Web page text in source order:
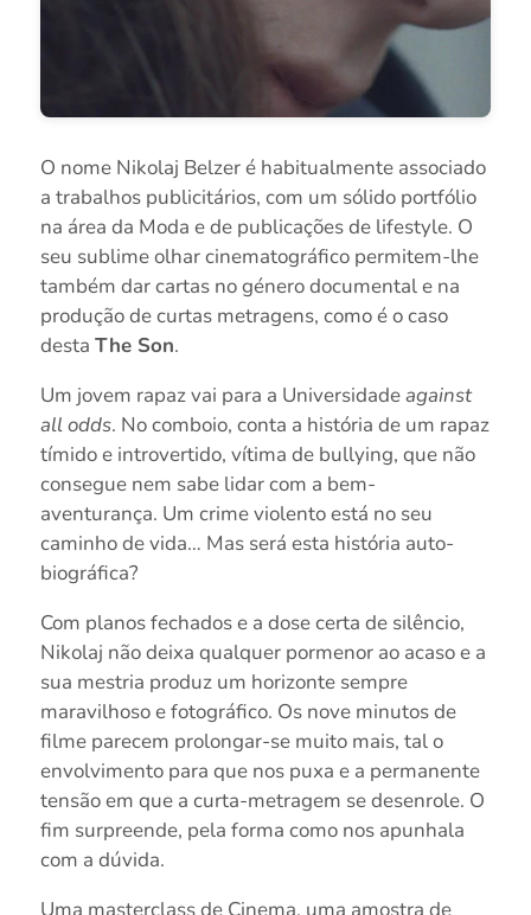
O nome Nikolaj Belzer é habitualmente associado
a trabalhos publicitários, com um sólido portfólio
na área da Moda e de publicações de lifestyle. O
seu sublime olhar cinematográfico permitem-lhe
também dar cartas no género documental e na
produção de curtas metragens, como é o caso
desta The Son.
Um jovem rapaz vai para a Universidadeagainst
all odds. No comboio, conta a história de um rapaz
tímido e introvertido, vítima de bullying, que não
consegue nem sabe lidar com a bem-
aventurança. Um crime violento está no seu
caminho de vida… Mas será esta história auto-
biográfica?
Com planos fechados e a dose certa de silêncio,
Nikolaj não deixa qualquer pormenor ao acaso e a
sua mestria produz um horizonte sempre
maravilhoso e fotográfico. Os nove minutos de
filme parecem prolongar-se muito mais, tal o
envolvimento para que nos puxa e a permanente
tensão em que a curta-metragem se desenrole. O
fim surpreende, pela forma como nos apunhala
com a dúvida.
Uma masterclass de Cinema, uma amostra de